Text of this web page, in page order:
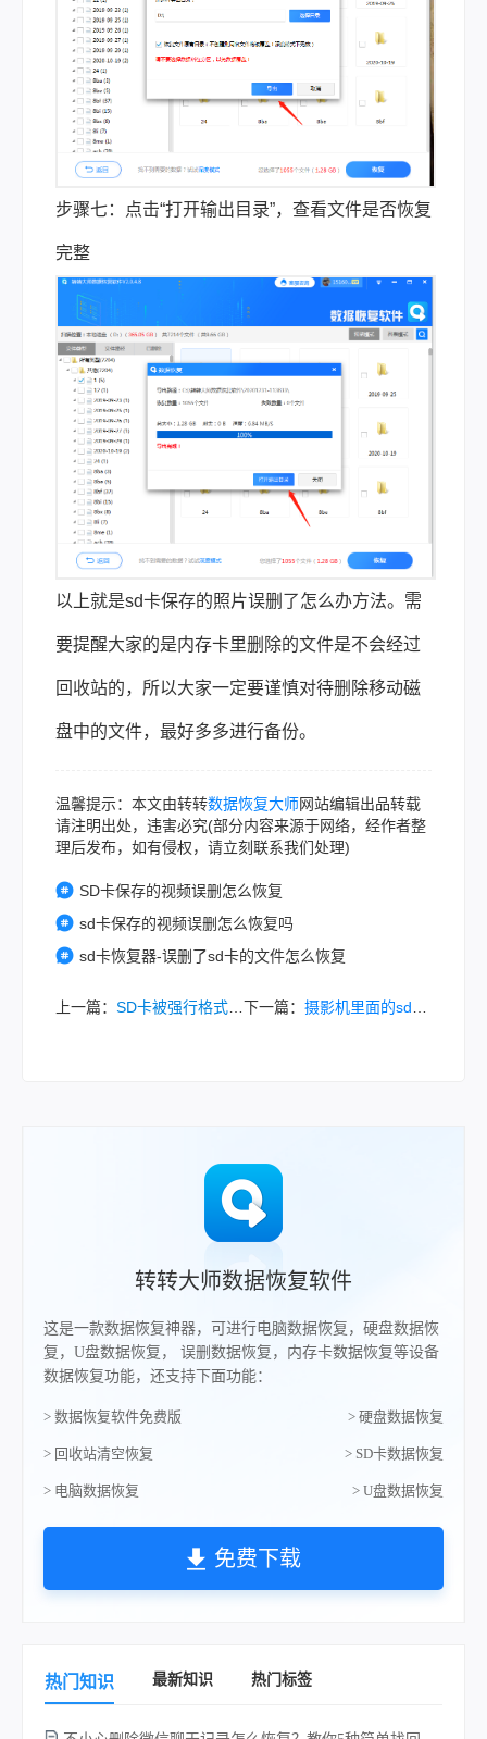
步骤七：点击“打开输出目录”，查看文件是否恢复
完整
以上就是sd卡保存的照片误删了怎么办方法。需
要提醒大家的是内存卡里删除的文件是不会经过
回收站的，所以大家一定要谨慎对待删除移动磁
盘中的文件，最好多多进行备份。
温馨提示：本文由转转数据恢复大师网站编辑出品转载
请注明出处，违害必究(部分内容来源于网络，经作者整
理后发布，如有侵权，请立刻联系我们处理)
SD卡保存的视频误删怎么恢复
sd卡保存的视频误删怎么恢复吗
sd卡恢复器-误删了sd卡的文件怎么恢复
上一篇： SD卡被强行格式化怎么恢复回来？3大安全方法+避坑指南（2026实测版） 下一篇： 摄影机里面的sd卡数据怎么恢复？推荐这种文件恢复方法！
转转大师数据恢复软件
这是一款数据恢复神器，可进行电脑数据恢复，硬盘数据恢
复，U盘数据恢复， 误删数据恢复，内存卡数据恢复等设备
数据恢复功能，还支持下面功能：
> 数据恢复软件免费版 > 硬盘数据恢复
> 回收站清空恢复 > SD卡数据恢复
> 电脑数据恢复 > U盘数据恢复
免费下载
热门知识 最新知识 热门标签